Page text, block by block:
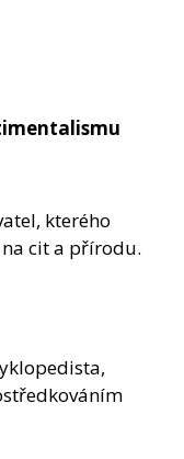
kterého
cit a přírodu.